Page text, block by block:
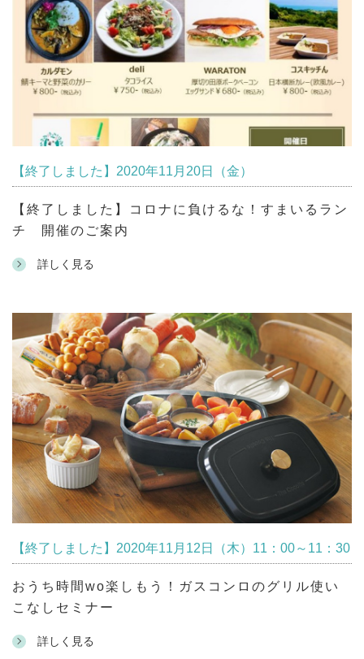
【終了しました】2020年11月20日（金）
【終了しました】コロナに負けるな！すまいるラン
チ 開催のご案内
詳しく見る
【終了しました】2020年11月12日（木）11：00～11：30
おうち時間wo楽しもう！ガスコンロのグリル使い
こなしセミナー
詳しく見る